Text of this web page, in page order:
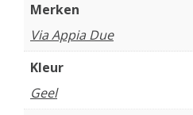
Merken
Via Appia Due
Kleur
Geel